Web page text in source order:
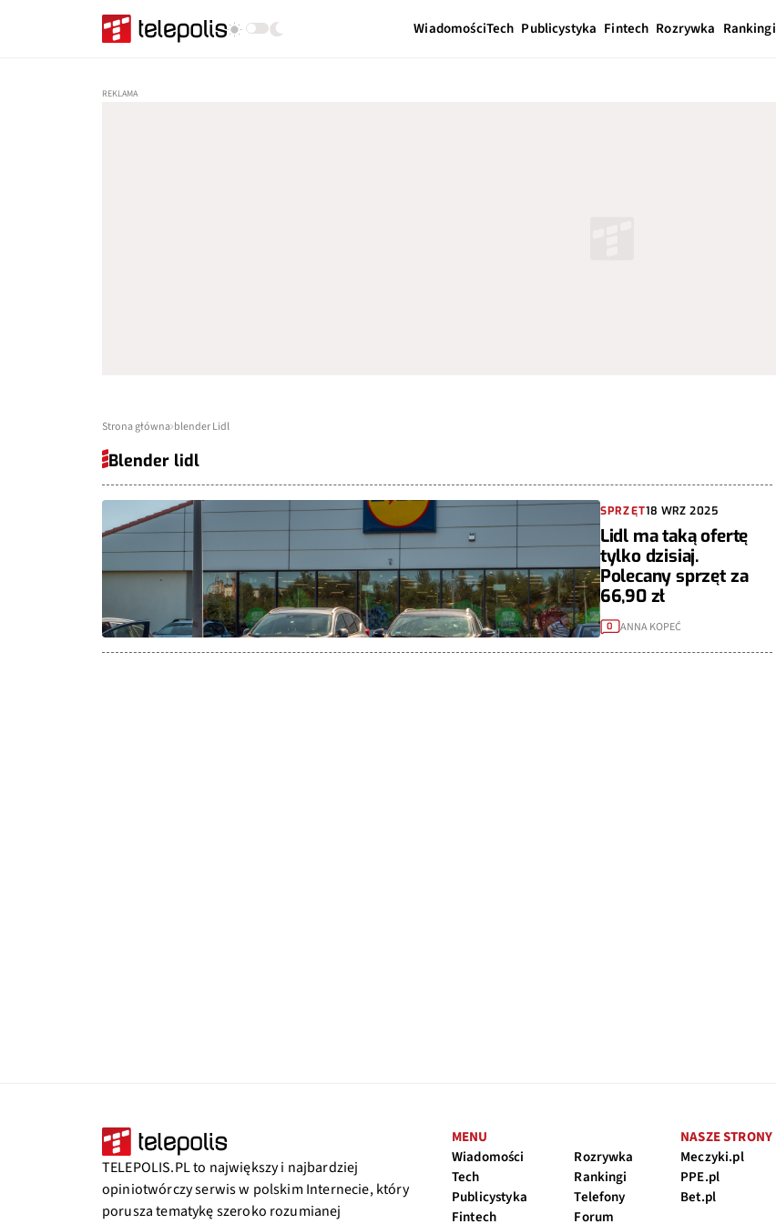
WiadomościTech Publicystyka Fintech Rozrywka Rankingi
Strona główna blender Lidl
Blender lidl
SPRZĘT18 WRZ 2025
Lidl ma taką ofertę
tylko dzisiaj.
Polecany sprzęt za
66,90 zł
0 ANNA KOPEĆ
TELEPOLIS.PL to największy i najbardziej
opiniotwórczy serwis w polskim Internecie, który
porusza tematykę szeroko rozumianej
MENU
Wiadomości
Tech
Publicystyka
Fintech
Rozrywka
Rankingi
Telefony
Forum
NASZE STRONY
Meczyki.pl
PPE.pl
Bet.pl